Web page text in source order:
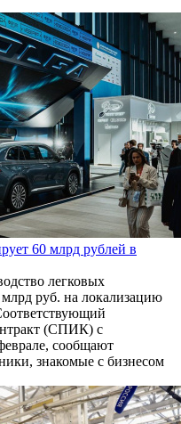
60 млрд рублей в
легковых
руб. на локализацию
(СПИК) с
сообщают
знакомые с бизнесом